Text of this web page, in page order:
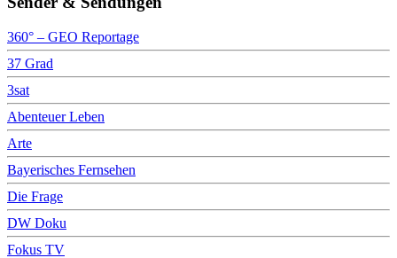
360° – GEO Reportage
37 Grad
3sat
Abenteuer Leben
Arte
Bayerisches Fernsehen
Die Frage
DW Doku
Fokus TV